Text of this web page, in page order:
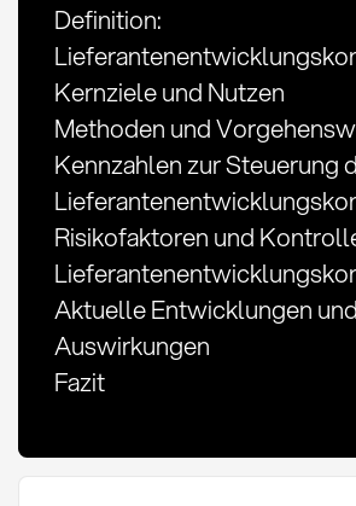
Definition:
Kernziele und Nutzen
Methoden und
Kennzahlen zur Steuerung
Risikofaktoren und
Aktuelle Entwicklungen und
Auswirkungen
Fazit